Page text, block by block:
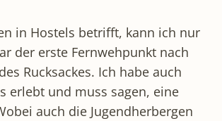
in Hostels betrifft, kann ich nur
der erste Fernwehpunkt nach
Rucksackes. Ich habe auch
erlebt und muss sagen, eine
auch die Jugendherbergen